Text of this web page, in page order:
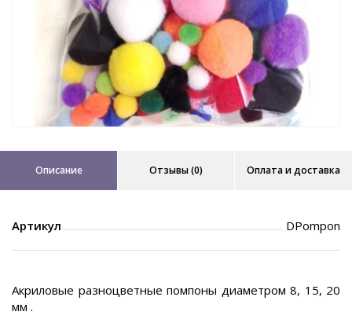
Описание Отзывы (0) Оплата и доставка
Артикул DPompon
Акриловые разноцветные помпоны диаметром 8, 15, 20
мм .